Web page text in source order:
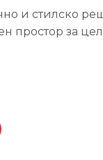
и стилско
простор за